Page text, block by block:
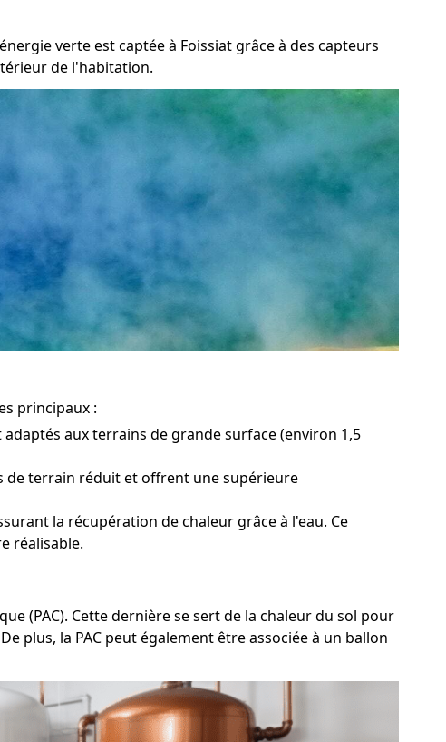
verte est captée à Foissiat grâce à des capteurs
de l'habitation.
principaux :
aux terrains de grande surface (environ 1,5
de terrain réduit et offrent une supérieure
la récupération de chaleur grâce à l'eau. Ce
réalisable.
(PAC). Cette dernière se sert de la chaleur du sol pour
plus, la PAC peut également être associée à un ballon